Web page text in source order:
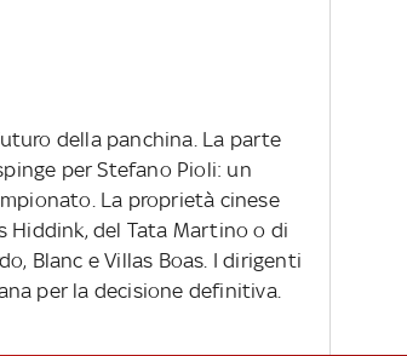
della panchina. La parte
per Stefano Pioli: un
La proprietà cinese
Hiddink, del Tata Martino o di
Blanc e Villas Boas. I dirigenti
per la decisione definitiva.